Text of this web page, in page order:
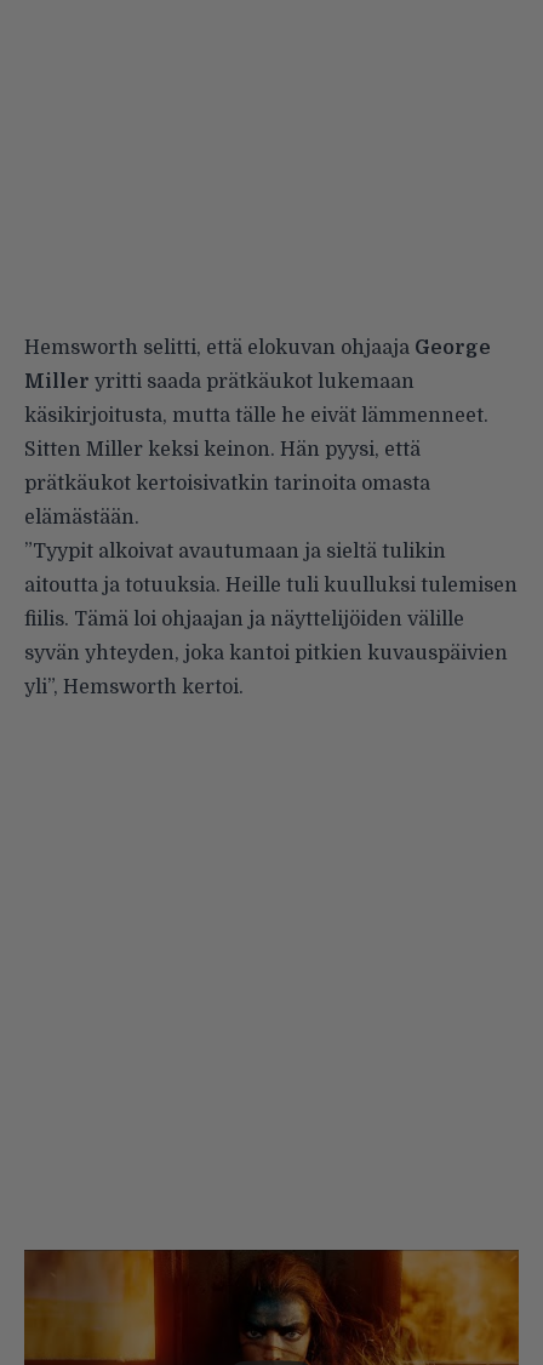
Hemsworth selitti, että elokuvan ohjaaja George
Miller yritti saada prätkäukot lukemaan
käsikirjoitusta, mutta tälle he eivät lämmenneet.
Sitten Miller keksi keinon. Hän pyysi, että
prätkäukot kertoisivatkin tarinoita omasta
elämästään.
”Tyypit alkoivat avautumaan ja sieltä tulikin
aitoutta ja totuuksia. Heille tuli kuulluksi tulemisen
fiilis. Tämä loi ohjaajan ja näyttelijöiden välille
syvän yhteyden, joka kantoi pitkien kuvauspäivien
yli”, Hemsworth kertoi.